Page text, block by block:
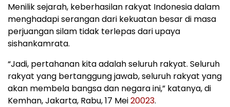
Menilik sejarah, keberhasilan rakyat Indonesia dalam
menghadapi serangan dari kekuatan besar di masa
perjuangan silam tidak terlepas dari upaya
sishankamrata.
“Jadi, pertahanan kita adalah seluruh rakyat. Seluruh
rakyat yang bertanggung jawab, seluruh rakyat yang
akan membela bangsa dan negara ini,” katanya, di
Kemhan, Jakarta, Rabu, 17 Mei20023.